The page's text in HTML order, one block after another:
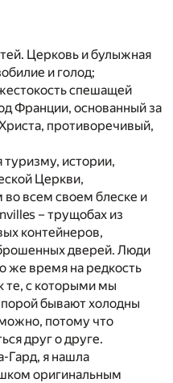
Церковь и булыжная
и голод;
спешащей
Франции, основанный за
противоречивый,
туризму, истории,
Церкви,
всем своем блеске и
– трущобах из
контейнеров,
дверей. Люди
же время на редкость
те, с которыми мы
бывают холодны
потому что
друг о друге.
Гард, я нашла
оригинальным